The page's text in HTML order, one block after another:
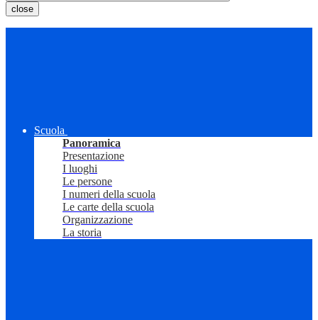
close
Scuola
Panoramica
Presentazione
I luoghi
Le persone
I numeri della scuola
Le carte della scuola
Organizzazione
La storia